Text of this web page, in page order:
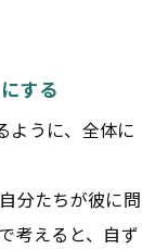
する
ように、全体に
分たちが彼に問
考えると、自ず